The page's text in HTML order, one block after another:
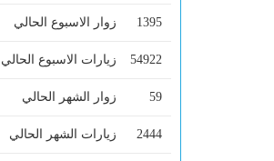
1395 زوار الاسبوع الحالي
54922 زيارات الاسبوع الحالي
59 زوار الشهر الحالي
2444 زيارات الشهر الحالي